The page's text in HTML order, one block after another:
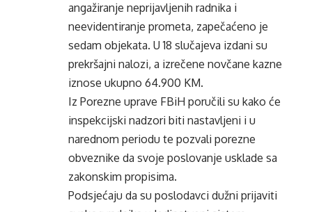
angažiranje neprijavljenih radnika i
neevidentiranje prometa, zapečaćeno je
sedam objekata. U 18 slučajeva izdani su
prekršajni nalozi, a izrečene novčane kazne
iznose ukupno 64.900 KM.
Iz Porezne uprave FBiH poručili su kako će
inspekcijski nadzori biti nastavljeni i u
narednom periodu te pozvali porezne
obveznike da svoje poslovanje usklade sa
zakonskim propisima.
Podsjećaju da su poslodavci dužni prijaviti